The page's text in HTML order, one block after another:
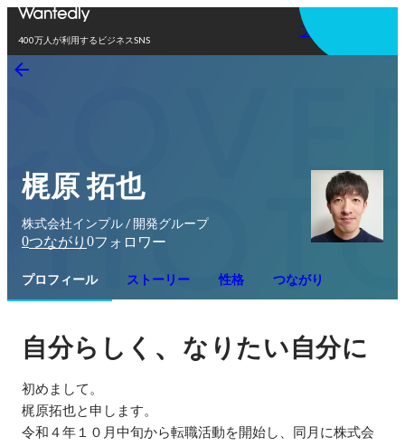
400万人が利用するビジネスSNS
アプリを使う
梶原 拓也
株式会社インプル / 開発グループ
0つながり 0フォロワー
プロフィール ストーリー 性格 つながり
自分らしく 、 なりたい自分に
初めまして。
梶原拓也と申します。
令和４年１０月中旬から転職活動を開始し、同月に株式会